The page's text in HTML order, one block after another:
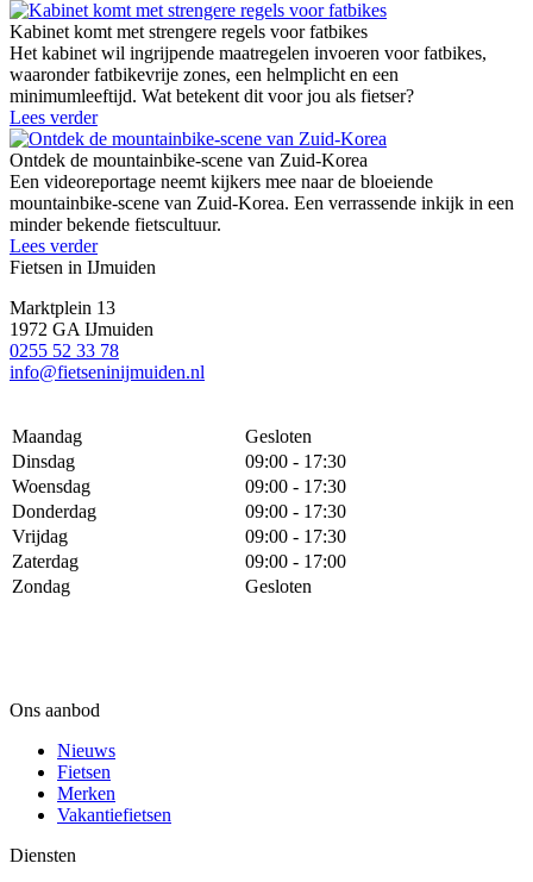
Kabinet komt met strengere regels voor fatbikes
Het kabinet wil ingrijpende maatregelen invoeren voor fatbikes,
waaronder fatbikevrije zones, een helmplicht en een
minimumleeftijd. Wat betekent dit voor jou als fietser?
Lees verder
Ontdek de mountainbike-scene van Zuid-Korea
Een videoreportage neemt kijkers mee naar de bloeiende
mountainbike-scene van Zuid-Korea. Een verrassende inkijk in een
minder bekende fietscultuur.
Lees verder
Fietsen in IJmuiden
Marktplein 13
1972 GA IJmuiden
0255 52 33 78
info@fietseninijmuiden.nl
Maandag
Gesloten
Dinsdag
09:00 - 17:30
Woensdag
09:00 - 17:30
Donderdag
09:00 - 17:30
Vrijdag
09:00 - 17:30
Zaterdag
09:00 - 17:00
Zondag
Gesloten
Ons aanbod
Nieuws
Fietsen
Merken
Vakantiefietsen
Diensten